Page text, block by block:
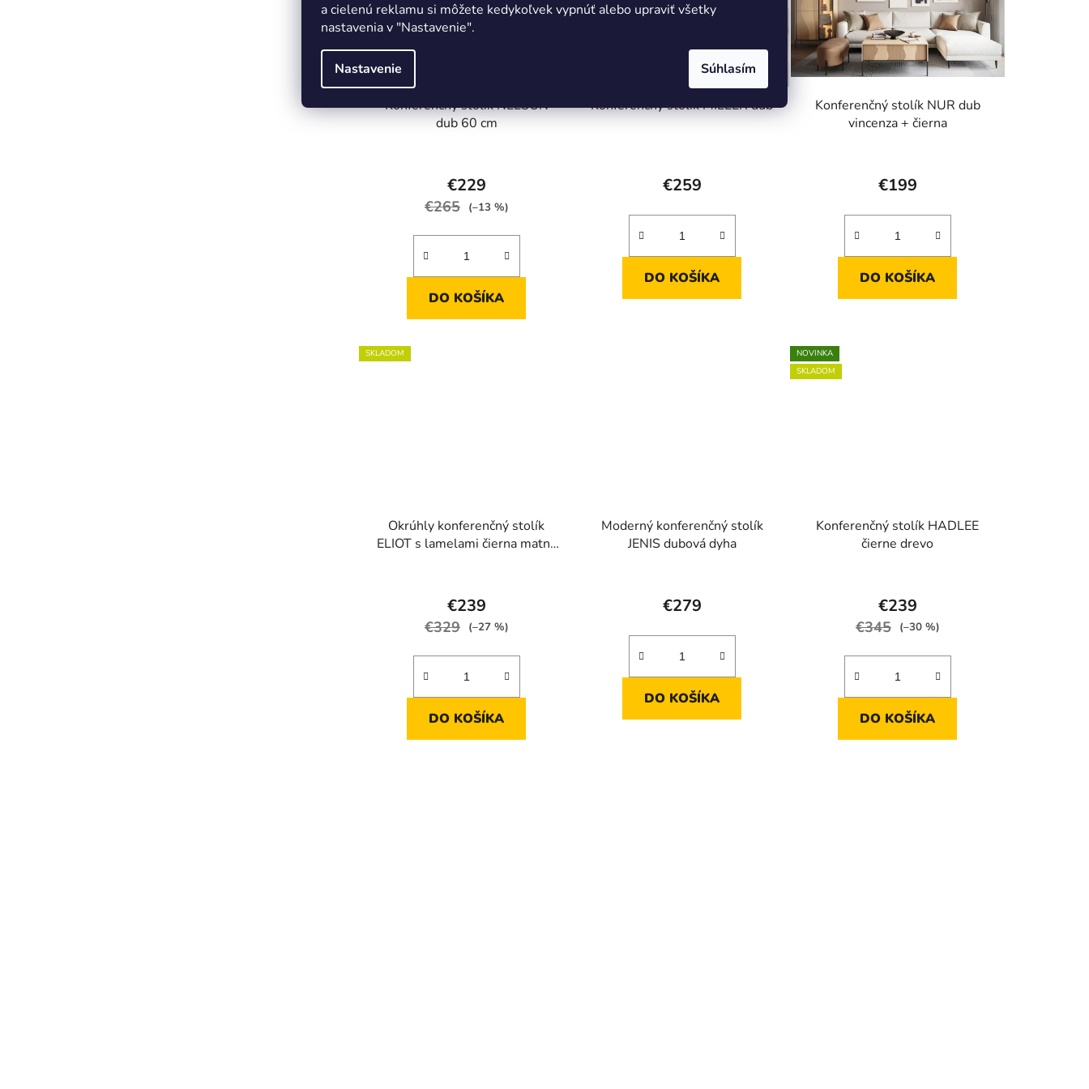
a cielenú reklamu si môžete kedykoľvek vypnúť alebo upraviť všetky
nastavenia v "Nastavenie".
Nastavenie Súhlasím
Konferenčný stolík NELSON
dub 60 cm
€229
€265 (–13 %)
DO KOŠÍKA
Konferenčný stolík MILLER dub
€259
DO KOŠÍKA
Konferenčný stolík NUR dub
vincenza + čierna
hodnotenie
je
5,0
5
€199
DO KOŠÍKA
SKLADOM
Okrúhly konferenčný stolík
ELIOT s lamelami čierna matná
hodnotenie
produktu
3,9
z
hviezdičiek.
€239
€329 (–27 %)
DO KOŠÍKA
Moderný konferenčný stolík
JENIS dubová dyha
hodnotenie
je
5,0
5
€279
DO KOŠÍKA
NOVINKA
SKLADOM
Konferenčný stolík HADLEE
čierne drevo
€239
€345 (–30 %)
DO KOŠÍKA